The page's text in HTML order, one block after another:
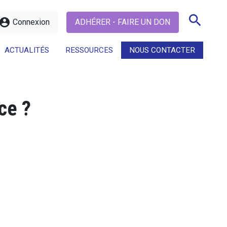
Connexion ADHÉRER - FAIRE UN DON search
ACTUALITÉS RESSOURCES NOUS CONTACTER
?